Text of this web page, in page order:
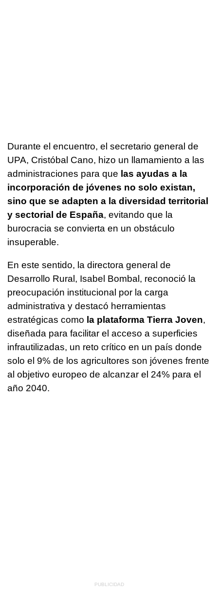
Durante el encuentro, el secretario general de
UPA, Cristóbal Cano, hizo un llamamiento a las
administraciones para que las ayudas a la
incorporación de jóvenes no solo existan,
sino que se adapten a la diversidad territorial
y sectorial de España, evitando que la
burocracia se convierta en un obstáculo
insuperable.
En este sentido, la directora general de
Desarrollo Rural, Isabel Bombal, reconoció la
preocupación institucional por la carga
administrativa y destacó herramientas
estratégicas como la plataforma Tierra Joven,
diseñada para facilitar el acceso a superficies
infrautilizadas, un reto crítico en un país donde
solo el 9% de los agricultores son jóvenes frente
al objetivo europeo de alcanzar el 24% para el
año 2040.